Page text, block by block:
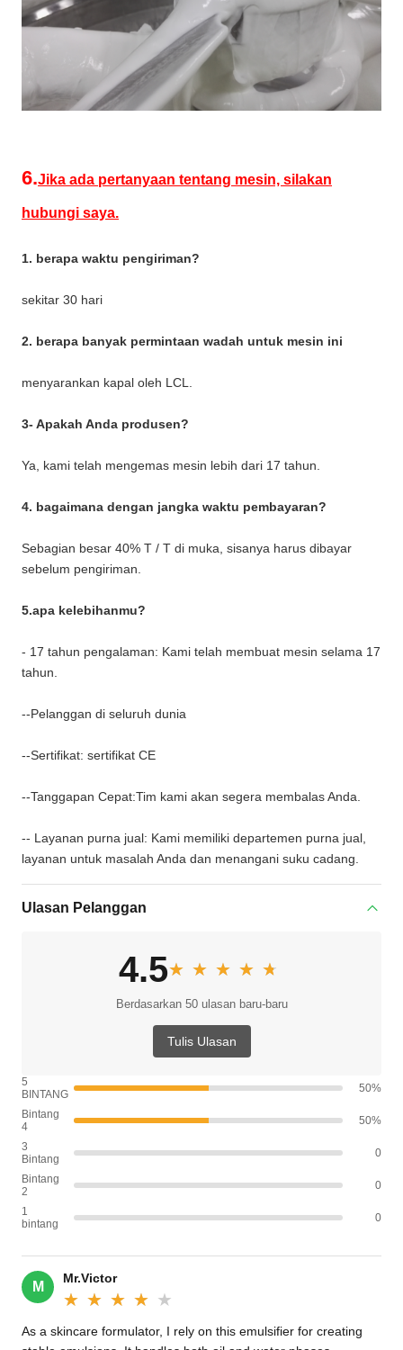
6.Jika ada pertanyaan tentang mesin, silakan
hubungi saya.
1. berapa waktu pengiriman?
sekitar 30 hari
2. berapa banyak permintaan wadah untuk mesin ini
menyarankan kapal oleh LCL.
3- Apakah Anda produsen?
Ya, kami telah mengemas mesin lebih dari 17 tahun.
4. bagaimana dengan jangka waktu pembayaran?
Sebagian besar 40% T / T di muka, sisanya harus dibayar
sebelum pengiriman.
5.apa kelebihanmu?
- 17 tahun pengalaman: Kami telah membuat mesin selama 17
tahun.
--Pelanggan di seluruh dunia
--Sertifikat: sertifikat CE
--Tanggapan Cepat:Tim kami akan segera membalas Anda.
-- Layanan purna jual: Kami memiliki departemen purna jual,
layanan untuk masalah Anda dan menangani suku cadang.
Ulasan Pelanggan
4.5★★★★★
★★★★★
Berdasarkan 50 ulasan baru-baru
Tulis Ulasan
5
BINTANG
50%
Bintang
4
50%
3
Bintang
0
Bintang
2
0
1
bintang
0
M
Mr.Victor
★★★★★
★★★★★
As a skincare formulator, I rely on this emulsifier for creating